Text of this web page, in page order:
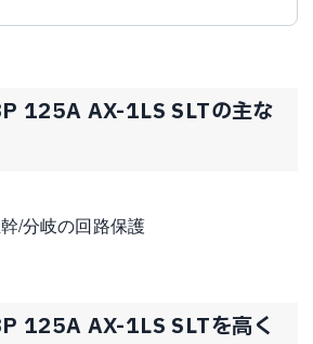
125A AX-1LS SLTの主な
/分岐の回路保護
125A AX-1LS SLTを高く